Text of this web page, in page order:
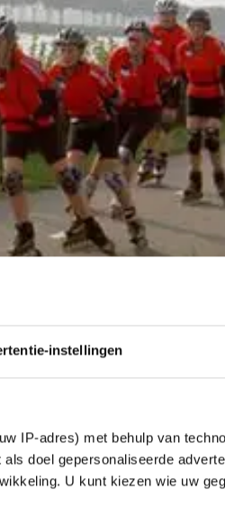
instellingen
IP-adres) met behulp van
doel gepersonaliseerde
U kunt kiezen wie uw